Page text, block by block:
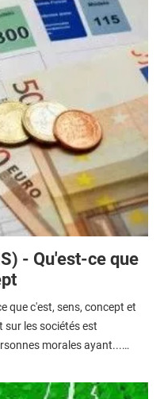
- Qu'est-ce que
que c'est, sens, concept et
sur les sociétés est
morales ayant...…